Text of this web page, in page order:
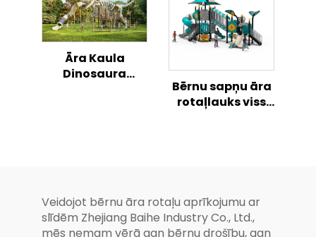
Āra Kaula
Dinosaura
Bērnu sapņu āra
rotaļlauks viss
Veidojot bērnu āra rotaļu aprīkojumu ar
slīdēm Zhejiang Baihe Industry Co., Ltd.,
mēs ņemam vērā gan bērnu drošību, gan